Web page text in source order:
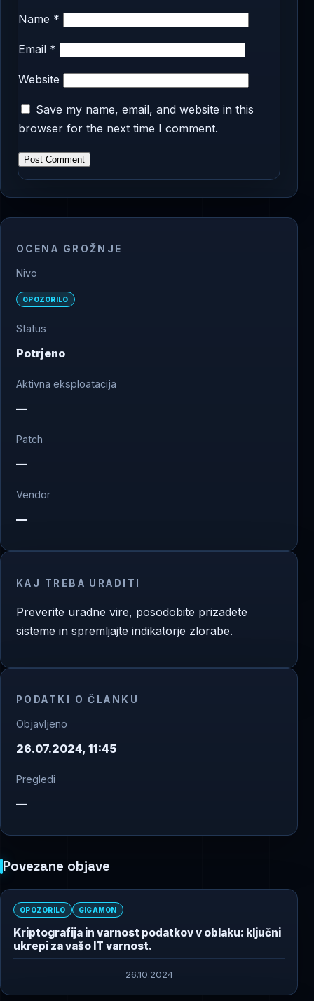
Name *
Email *
Website
Save my name, email, and website in this
browser for the next time I comment.
OCENA GROŽNJE
Nivo
OPOZORILO
Status
Potrjeno
Aktivna eksploatacija
—
Patch
—
Vendor
—
KAJ TREBA URADITI
Preverite uradne vire, posodobite prizadete
sisteme in spremljajte indikatorje zlorabe.
PODATKI O ČLANKU
Objavljeno
26.07.2024, 11:45
Pregledi
—
Povezane objave
OPOZORILO GIGAMON
Kriptografija in varnost podatkov v oblaku: ključni
ukrepi za vašo IT varnost.
26.10.2024